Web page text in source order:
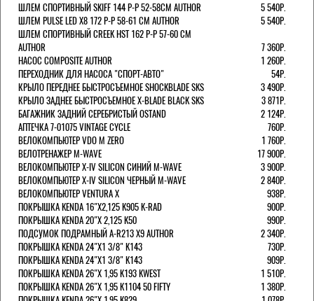
ШЛЕМ СПОРТИВНЫЙ SKIFF 144 Р-Р 52-58СМ AUTHOR
5 540Р.
ШЛЕМ PULSE LED X8 172 Р-Р 58-61 СМ AUTHOR
5 540Р.
ШЛЕМ СПОРТИВНЫЙ CREEK HST 162 Р-Р 57-60 СМ
AUTHOR
7 360Р.
НАСОС COMPOSITE AUTHOR
1 260Р.
ПЕРЕХОДНИК ДЛЯ НАСОСА "СПОРТ-АВТО"
54Р.
КРЫЛО ПЕРЕДНЕЕ БЫСТРОСЪЕМНОЕ SHOCKBLADE SKS
3 490Р.
КРЫЛО ЗАДНЕЕ БЫСТРОСЪЕМНОЕ X-BLADE BLACK SKS
3 871Р.
БАГАЖНИК ЗАДНИЙ СЕРЕБРИСТЫЙ OSTAND
2 124Р.
АПТЕЧКА 7-01075 VINTAGE CYCLE
760Р.
ВЕЛОКОМПЬЮТЕР VDO M ZERO
1 760Р.
ВЕЛОТРЕНАЖЕР M-WAVE
17 900Р.
ВЕЛОКОМПЬЮТЕР X-IV SILICON СИНИЙ M-WAVE
3 900Р.
ВЕЛОКОМПЬЮТЕР X-IV SILICON ЧЕРНЫЙ M-WAVE
2 840Р.
ВЕЛОКОМПЬЮТЕР VENTURA Х
938Р.
ПОКРЫШКА KENDA 16"Х2,125 K905 K-RAD
900Р.
ПОКРЫШКА KENDA 20"Х 2,125 K50
990Р.
ПОДСУМОК ПОДРАМНЫЙ A-R213 X9 AUTHOR
2 340Р.
ПОКРЫШКА KENDA 24"Х1 3/8" K143
730Р.
ПОКРЫШКА KENDA 24"Х1 3/8" K143
909Р.
ПОКРЫШКА KENDA 26"Х 1,95 K193 KWEST
1 510Р.
ПОКРЫШКА KENDA 26"Х 1,95 K1104 50 FIFTY
1 380Р.